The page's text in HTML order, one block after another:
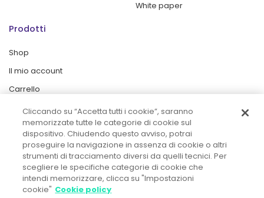
White paper
Prodotti
Shop
Il mio account
Carrello
MORE THAN WORK
Cliccando su “Accetta tutti i cookie”, saranno
memorizzate tutte le categorie di cookie sul
dispositivo. Chiudendo questo avviso, potrai
proseguire la navigazione in assenza di cookie o altri
strumenti di tracciamento diversi da quelli tecnici. Per
scegliere le specifiche categorie di cookie che
intendi memorizzare, clicca su "Impostazioni
cookie" Cookie policy